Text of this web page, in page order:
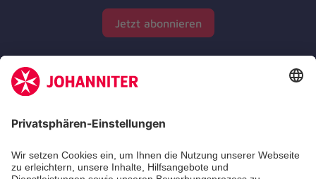
Jetzt abonnieren
Zertifizierung der Johanniter-Unfall-Hilfe e.V.
Die Johanniter GmbH führt das Spendenzertifikat